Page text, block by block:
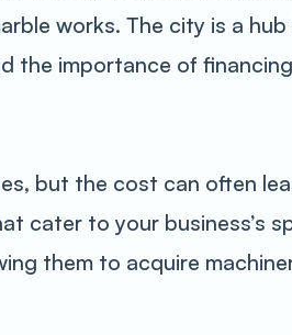
works. The city is a
the importance of
but the cost can often
cater to your business’s
them to acquire